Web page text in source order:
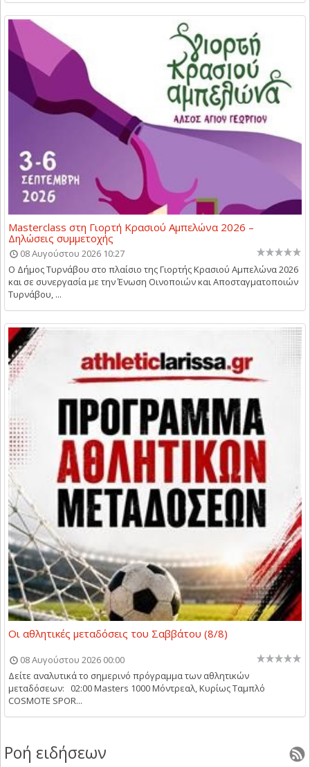
Masterclass στη Γιορτή Κρασιού Αμπελώνα 2026 –
Δηλώσεις συμμετοχής
08 Αυγούστου 2026 10:27
Ο Δήμος Τυρνάβου στο πλαίσιο της Γιορτής Κρασιού Αμπελώνα 2026
και σε συνεργασία με την Ένωση Οινοποιών και Αποσταγματοποιών
Τυρνάβου, ...
Οι αθλητικές μεταδόσεις του Σαββάτου (8/8)
08 Αυγούστου 2026 00:00
Δείτε αναλυτικά το σημερινό πρόγραμμα των αθλητικών
μεταδόσεων: 02:00 Masters 1000 Μόντρεαλ, Κυρίως Ταμπλό
COSMOTE SPOR...
Ροή ειδήσεων